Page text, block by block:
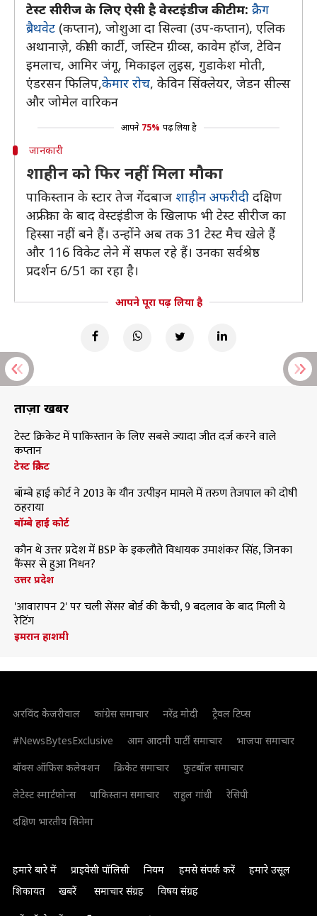
टेस्ट सीरीज के लिए ऐसी है वेस्टइंडीज की टीम: क्रैग
ब्रैथवेट (कप्तान), जोशुआ दा सिल्वा (उप-कप्तान), एलिक
अथानाज़े, कीसी कार्टी, जस्टिन ग्रीव्स, कावेम हॉज, टेविन
इमलाच, आमिर जंगू, मिकाइल लुइस, गुडाकेश मोती,
एंडरसन फिलिप,केमार रोच, केविन सिंक्लेयर, जेडन सील्स
और जोमेल वारिकन
आपने 75% पढ़ लिया है
जानकारी
शाहीन को फिर नहीं मिला मौका
पाकिस्तान के स्टार तेज गेंदबाज शाहीन अफरीदी दक्षिण
अफ्रीका के बाद वेस्टइंडीज के खिलाफ भी टेस्ट सीरीज का
हिस्सा नहीं बने हैं। उन्होंने अब तक 31 टेस्ट मैच खेले हैं
और 116 विकेट लेने में सफल रहे हैं। उनका सर्वश्रेष्ठ
प्रदर्शन 6/51 का रहा है।
आपने पूरा पढ़ लिया है
ताज़ा खबरें
टेस्ट क्रिकेट में पाकिस्तान के लिए सबसे ज्यादा जीत दर्ज करने वाले
कप्तान
टेस्ट क्रिकेट
बॉम्बे हाई कोर्ट ने 2013 के यौन उत्पीड़न मामले में तरुण तेजपाल को दोषी
ठहराया
बॉम्बे हाई कोर्ट
कौन थे उत्तर प्रदेश में BSP के इकलौते विधायक उमाशंकर सिंह, जिनका
कैंसर से हुआ निधन?
उत्तर प्रदेश
'आवारापन 2' पर चली सेंसर बोर्ड की कैंची, 9 बदलाव के बाद मिली ये
रेटिंग
इमरान हाशमी
अरविंद केजरीवाल कांग्रेस समाचार नरेंद्र मोदी
ट्रैवल टिप्स
#NewsBytesExclusive
आम आदमी पार्टी समाचार
भाजपा समाचार
बॉक्स ऑफिस कलेक्शन
क्रिकेट समाचार
फुटबॉल समाचार
लेटेस्ट स्मार्टफोन्स
पाकिस्तान समाचार राहुल गांधी
रेसिपी
दक्षिण भारतीय सिनेमा
हमारे बारे में प्राइवेसी पॉलिसी नियम हमसे संपर्क करें
हमारे उसूल
शिकायत
खबरें समाचार संग्रह विषय संग्रह